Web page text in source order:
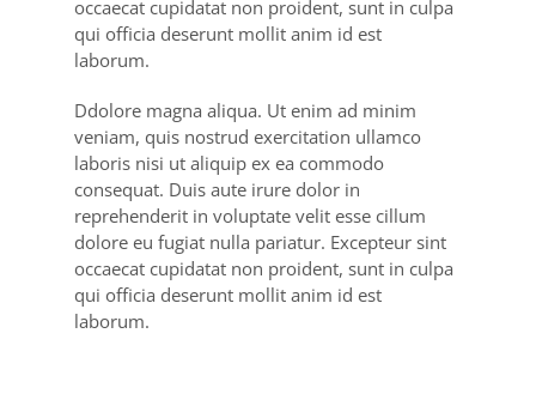
occaecat cupidatat non proident, sunt in culpa
qui officia deserunt mollit anim id est
laborum.
Ddolore magna aliqua. Ut enim ad minim
veniam, quis nostrud exercitation ullamco
laboris nisi ut aliquip ex ea commodo
consequat. Duis aute irure dolor in
reprehenderit in voluptate velit esse cillum
dolore eu fugiat nulla pariatur. Excepteur sint
occaecat cupidatat non proident, sunt in culpa
qui officia deserunt mollit anim id est
laborum.